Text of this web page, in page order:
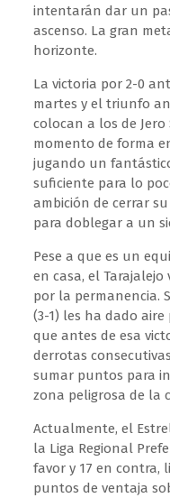
intentarán dar un
ascenso. La gran
horizonte.
La victoria por 2-0
martes y el triunfo
colocan a los de
momento de forma
jugando un
suficiente para lo
ambición de cerrar
para doblegar a un
Pese a que es un
en casa, el
por la permanencia.
(3-1) les ha dado
que antes de esa
derrotas
sumar puntos para
zona peligrosa de la
Actualmente, el
la Liga Regional
favor y 17 en contra,
puntos de ventaja